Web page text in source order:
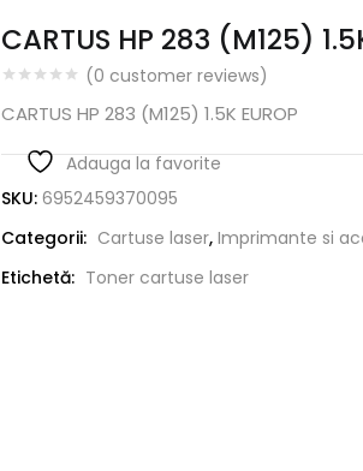
CARTUS HP 283 (M125)
(0 customer reviews)
CARTUS HP 283 (M125) 1.5K EUROP
Adauga la favorite
SKU: 6952459370095
Categorii: Cartuse laser, Imprimante si
Etichetă: Toner cartuse laser